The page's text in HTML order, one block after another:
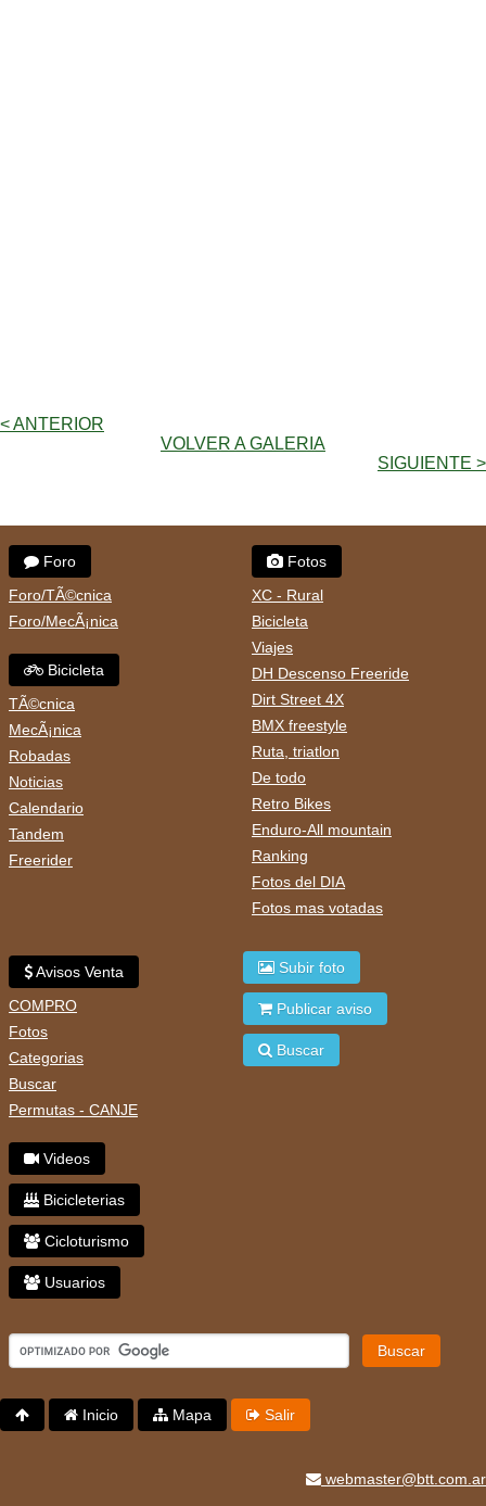
< ANTERIOR
VOLVER A GALERIA
SIGUIENTE >
Foro
Foro/TÃ©cnica
Foro/MecÃ¡nica
Bicicleta
TÃ©cnica
MecÃ¡nica
Robadas
Noticias
Calendario
Tandem
Freerider
Fotos
XC - Rural
Bicicleta
Viajes
DH Descenso Freeride
Dirt Street 4X
BMX freestyle
Ruta, triatlon
De todo
Retro Bikes
Enduro-All mountain
Ranking
Fotos del DIA
Fotos mas votadas
Avisos Venta
COMPRO
Fotos
Categorias
Buscar
Permutas - CANJE
Videos
Bicicleterias
Cicloturismo
Usuarios
Subir foto
Publicar aviso
Buscar
Buscar
Inicio Mapa Salir
webmaster@btt.com.ar